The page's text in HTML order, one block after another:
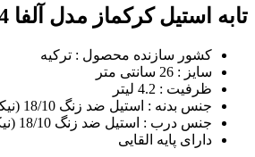
تابه استیل کرکماز مدل آلفا Alfa A1024
کشور سازنده محصول : ترکیه
سایز : 26 سانتی متر
ظرفیت : 4.2 لیتر
جنس بدنه : استیل ضد زنگ 18/10 (نیکل-کروم)
جنس درب : استیل ضد زنگ 18/10 (نیکل-کروم)
دارای پایه القایی